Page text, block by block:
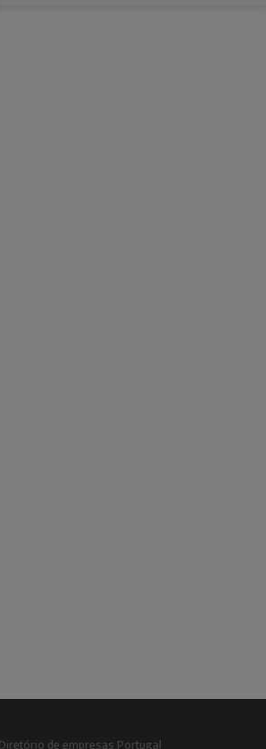
Diretório de empresas Portugal